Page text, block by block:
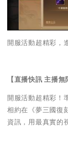
開服活動超精彩，
【直播快訊 主播無
開服活動超精彩！
相約在《夢三國復
資訊，用最真實的